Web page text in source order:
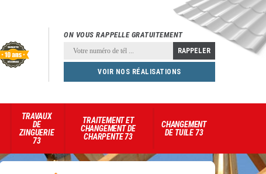
ON VOUS RAPPELLE GRATUITEMENT
VOIR NOS RÉALISATIONS
TRAVAUX
DE
ZINGUERIE
73
TRAITEMENT ET
CHANGEMENT DE
CHARPENTE 73
CHANGEMENT
DE TUILE 73